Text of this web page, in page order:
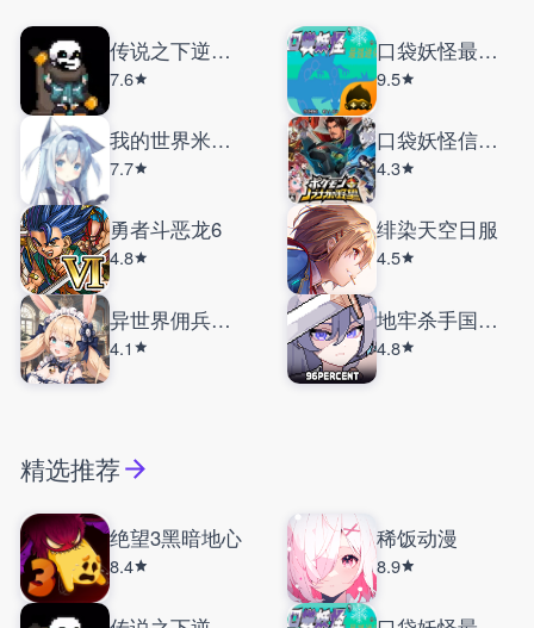
传说之下逆境对决
7.6
口袋妖怪最强进化
9.5
我的世界米库宝可梦
7.7
口袋妖怪信长的野望
4.3
勇者斗恶龙6
4.8
绯染天空日服
4.5
异世界佣兵团养成记
4.1
地牢杀手国际服
4.8
精选推荐
绝望3黑暗地心
8.4
稀饭动漫
8.9